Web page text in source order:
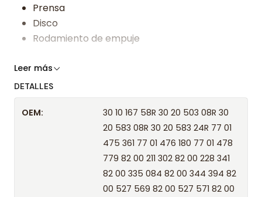
Prensa
Disco
Rodamiento de empuje
Somos especialistas en embragues desde 2019,
Años compatibles
Kit Embrague Luk Para Renault Kangoo 1.5 2012 K9k
Leer más
DETALLES
OEM:
30 10 167 58R 30 20 503 08R 30
20 583 08R 30 20 583 24R 77 01
475 361 77 01 476 180 77 01 478
779 82 00 211 302 82 00 228 341
82 00 335 084 82 00 344 394 82
00 527 569 82 00 527 571 82 00